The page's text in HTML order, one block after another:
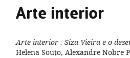
Arte interior
Arte interior : Siza Vieira e o
Helena Souto, Alexandre Nobre